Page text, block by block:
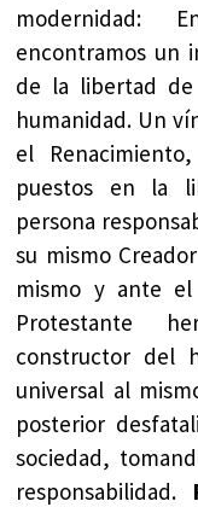
modernidad:
encontramos un
de la libertad
humanidad. Un
el
puestos en la
persona
su mismo
mismo y ante
Protestante
constructor del
universal al
posterior
sociedad,
responsabilidad.